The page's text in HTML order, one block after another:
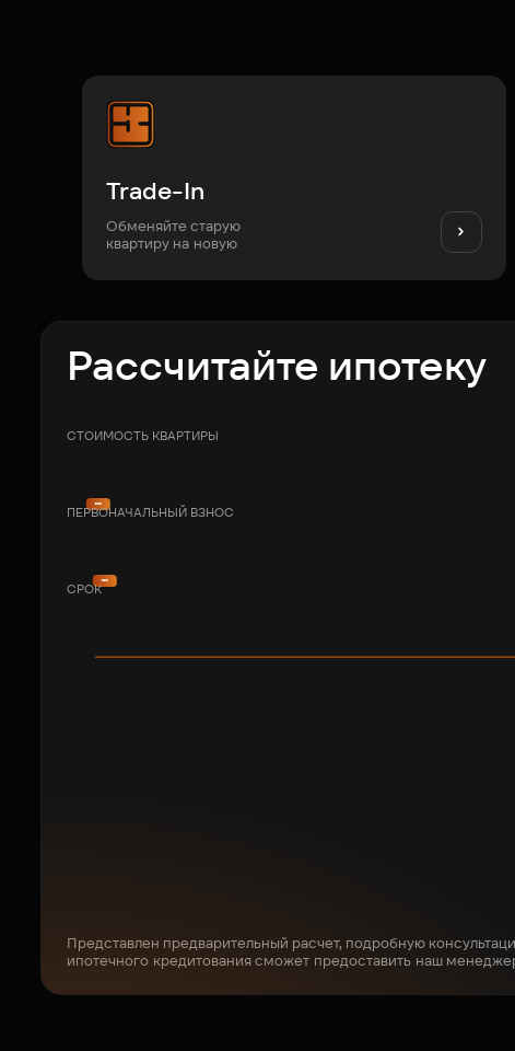
Trade-In
Обменяйте старую
квартиру на новую
Рассчитайте ипотеку
СТОИМОСТЬ КВАРТИРЫ
ПЕРВОНАЧАЛЬНЫЙ ВЗНОС
СРОК
Представлен предварительный расчет, подробную
ипотечного кредитования сможет предоставить наш